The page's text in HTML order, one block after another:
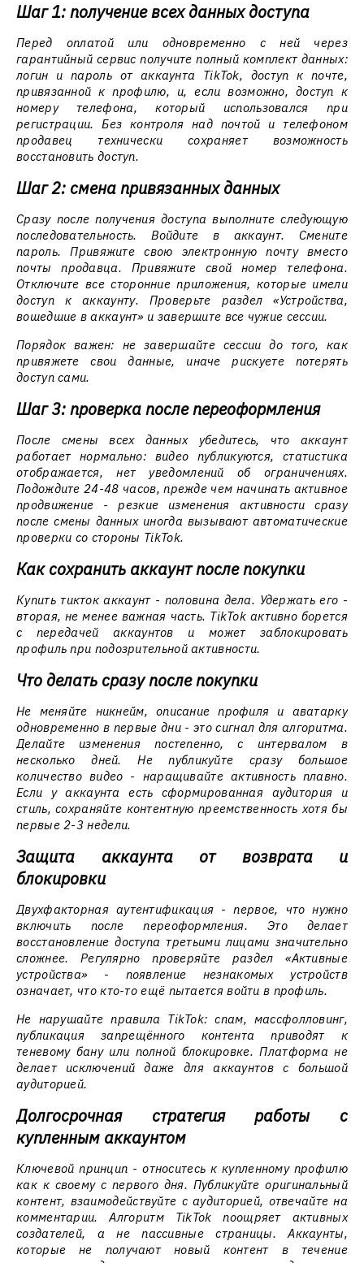
Шаг 1: получение всех данных доступа
Перед оплатой или одновременно с ней через
гарантийный сервис получите полный комплект данных:
логин и пароль от аккаунта TikTok, доступ к почте,
привязанной к профилю, и, если возможно, доступ к
номеру телефона, который использовался при
регистрации. Без контроля над почтой и телефоном
продавец технически сохраняет возможность
восстановить доступ.
Шаг 2: смена привязанных данных
Сразу после получения доступа выполните следующую
последовательность. Войдите в аккаунт. Смените
пароль. Привяжите свою электронную почту вместо
почты продавца. Привяжите свой номер телефона.
Отключите все сторонние приложения, которые имели
доступ к аккаунту. Проверьте раздел «Устройства,
вошедшие в аккаунт» и завершите все чужие сессии.
Порядок важен: не завершайте сессии до того, как
привяжете свои данные, иначе рискуете потерять
доступ сами.
Шаг 3: проверка после переоформления
После смены всех данных убедитесь, что аккаунт
работает нормально: видео публикуются, статистика
отображается, нет уведомлений об ограничениях.
Подождите 24-48 часов, прежде чем начинать активное
продвижение - резкие изменения активности сразу
после смены данных иногда вызывают автоматические
проверки со стороны TikTok.
Как сохранить аккаунт после покупки
Купить тикток аккаунт - половина дела. Удержать его -
вторая, не менее важная часть. TikTok активно борется
с передачей аккаунтов и может заблокировать
профиль при подозрительной активности.
Что делать сразу после покупки
Не меняйте никнейм, описание профиля и аватарку
одновременно в первые дни - это сигнал для алгоритма.
Делайте изменения постепенно, с интервалом в
несколько дней. Не публикуйте сразу большое
количество видео - наращивайте активность плавно.
Если у аккаунта есть сформированная аудитория и
стиль, сохраняйте контентную преемственность хотя бы
первые 2-3 недели.
Защита аккаунта от возврата и
блокировки
Двухфакторная аутентификация - первое, что нужно
включить после переоформления. Это делает
восстановление доступа третьими лицами значительно
сложнее. Регулярно проверяйте раздел «Активные
устройства» - появление незнакомых устройств
означает, что кто-то ещё пытается войти в профиль.
Не нарушайте правила TikTok: спам, массфолловинг,
публикация запрещённого контента приводят к
теневому бану или полной блокировке. Платформа не
делает исключений даже для аккаунтов с большой
аудиторией.
Долгосрочная стратегия работы с
купленным аккаунтом
Ключевой принцип - относитесь к купленному профилю
как к своему с первого дня. Публикуйте оригинальный
контент, взаимодействуйте с аудиторией, отвечайте на
комментарии. Алгоритм TikTok поощряет активных
создателей, а не пассивные страницы. Аккаунты,
которые не получают новый контент в течение